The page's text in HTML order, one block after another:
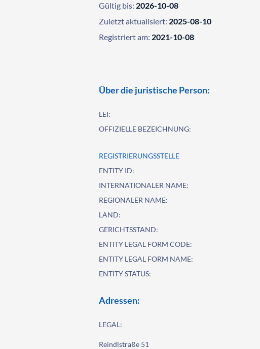
Gültig bis: 2026-10-08
Zuletzt aktualisiert: 2025-08-10
Registriert am: 2021-10-08
Über die juristische Person:
LEI:
OFFIZIELLE BEZEICHNUNG:
REGISTRIERUNGSSTELLE
ENTITY ID:
INTERNATIONALER NAME:
REGIONALER NAME:
LAND:
GERICHTSSTAND:
ENTITY LEGAL FORM CODE:
ENTITY LEGAL FORM NAME:
ENTITY STATUS:
Adressen:
LEGAL:
Reindlstraße 51